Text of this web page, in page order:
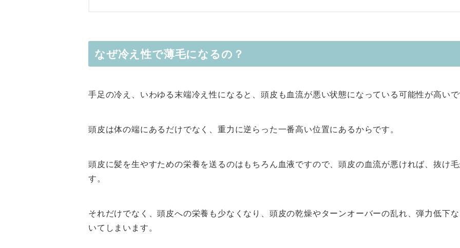
なぜ冷え性で薄毛になるの？
手足の冷え、いわゆる末端冷え性になると、頭皮も血流が悪い状態になっている可能性が高い
頭皮は体の端にあるだけでなく、重力に逆らった一番高い位置にあるからです。
頭皮に髪を生やすための栄養を送るのはもちろん血液ですので、頭皮の血流が悪ければ、抜け
す。
それだけでなく、頭皮への栄養も少なくなり、頭皮の乾燥やターンオーバーの乱れ、弾力低下
いてしまいます。